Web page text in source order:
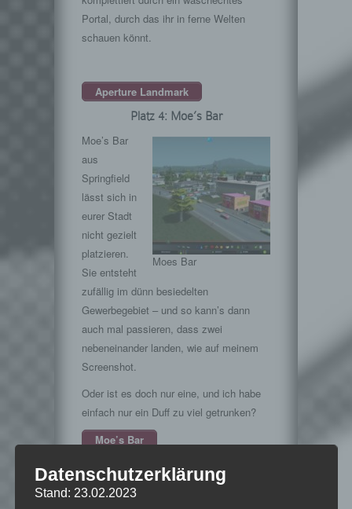
Portal, durch das ihr in ferne Welten
schauen könnt.
Aperture Landmark
Platz 4: Moe’s Bar
Moes Bar
Moe’s Bar
aus
Springfield
lässt sich in
eurer Stadt
nicht gezielt
platzieren.
Sie entsteht
zufällig im dünn besiedelten
Gewerbegebiet – und so kann’s dann
auch mal passieren, dass zwei
nebeneinander landen, wie auf meinem
Screenshot.
Oder ist es doch nur eine, und ich habe
einfach nur ein Duff zu viel getrunken?
Moe’s Bar
Platz 5: Kamehouse
Das
Datenschutzerklärung
Stand: 23.02.2023